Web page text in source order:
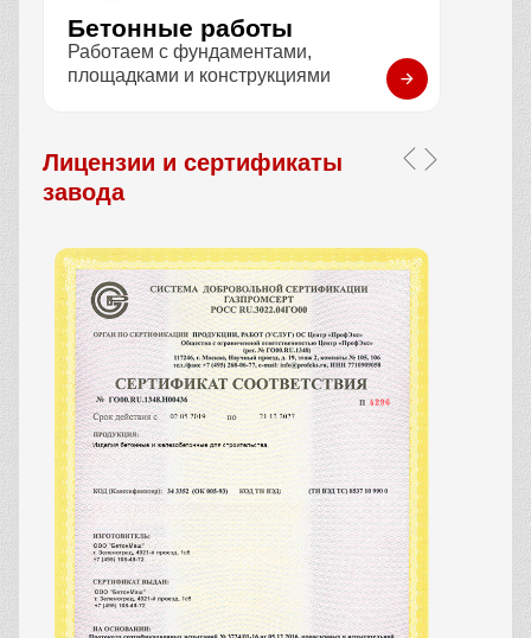
Бетонные работы
Работаем с фундаментами,
площадками и конструкциями
Лицензии и сертификаты
завода